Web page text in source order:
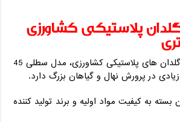
پلاستیکی کشاورزی
یکی از پرفروش ترین گلدان های پلاستیکی کشاورزی، مدل سطلی 45
در پرورش نهال و گیاهان بزرگ دارد.
به کیفیت مواد اولیه و برند تولید کننده